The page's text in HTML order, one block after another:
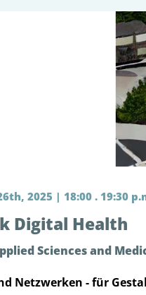
2025 | 18:00 . 19:30
Digital Health
Sciences and
Netzwerken - für